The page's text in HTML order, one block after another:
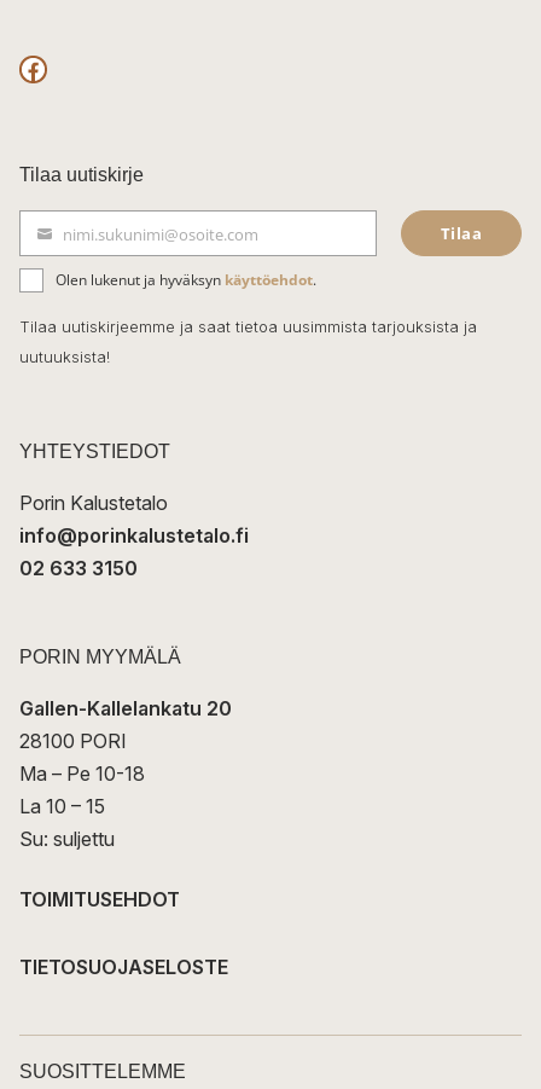
F
c
e
b
o
o
k
Tilaa uutiskirje
ä
h
k
t
nimi.sukunimi@osoite.com Tilaa
Olen lukenut ja hyväksyn käyttöehdot.
Tilaa uutiskirjeemme ja saat tietoa uusimmista tarjouksista ja
uutuuksista!
YHTEYSTIEDOT
Porin Kalustetalo
info@porinkalustetalo.fi
02 633 3150
PORIN MYYMÄLÄ
Gallen-Kallelankatu 20
28100 PORI
Ma – Pe 10-18
La 10 – 15
Su: suljettu
TOIMITUSEHDOT
TIETOSUOJASELOSTE
SUOSITTELEMME